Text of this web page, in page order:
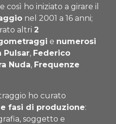
così ho iniziato a girare il
nel 2001 a 16 anni;
altri 2
e numerosi
Pulsar, Federico
Nuda, Frequenze
ho curato
fasi di produzione:
soggetto e